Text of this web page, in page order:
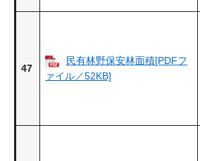
47
民有林野保安林面積[PDFフ
ァイル／52KB]